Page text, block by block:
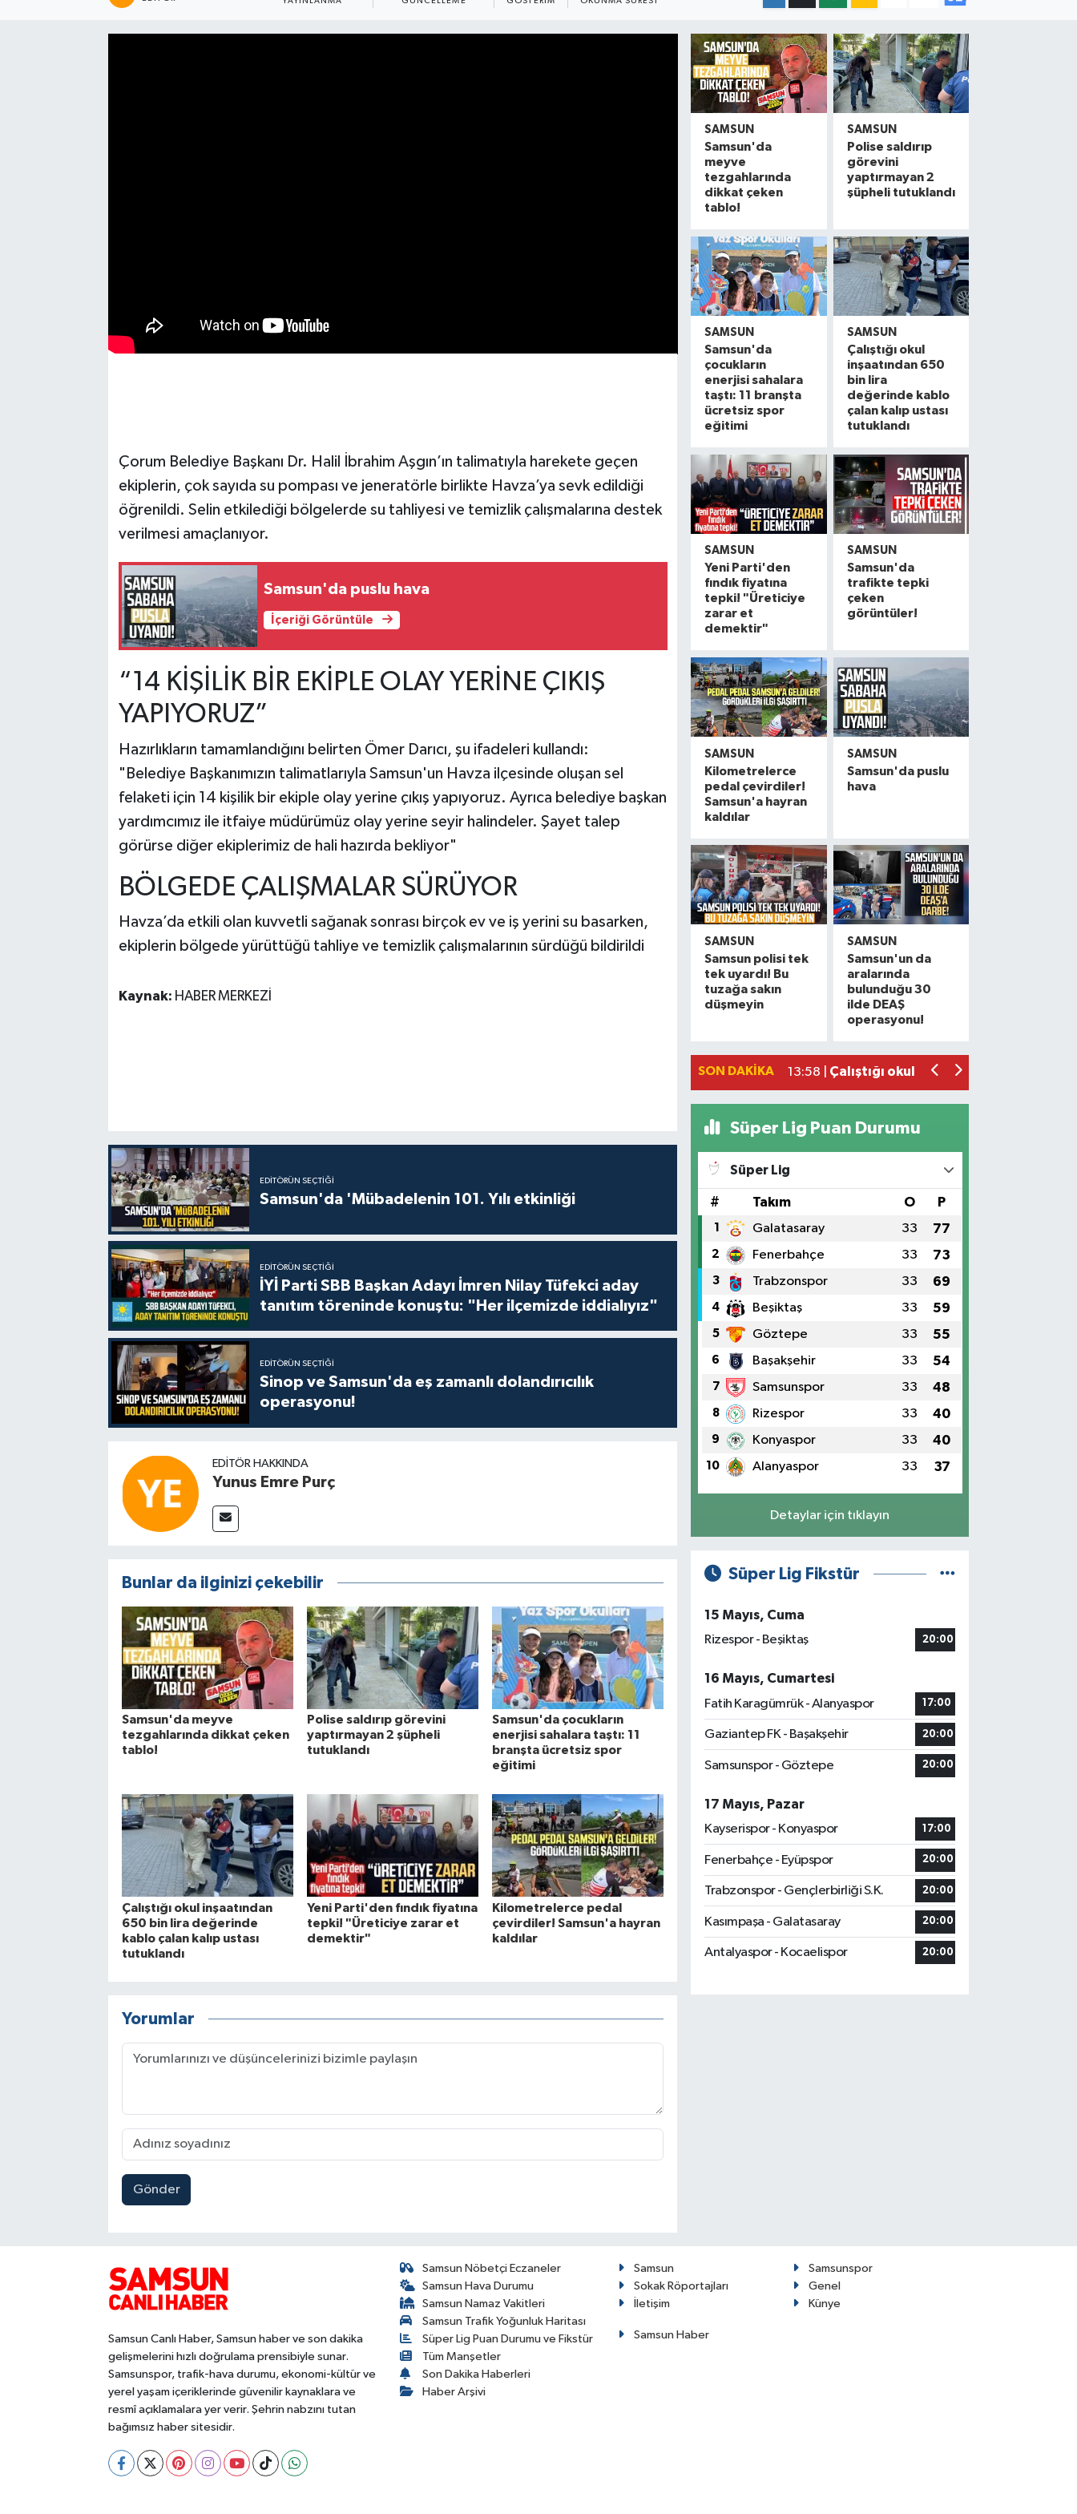
Çorum Belediye Başkanı Dr. Halil İbrahim Aşgın’ın talimatıyla harekete geçen
ekiplerin, çok sayıda su pompası ve jeneratörle birlikte Havza’ya sevk edildiği
öğrenildi. Selin etkilediği bölgelerde su tahliyesi ve temizlik çalışmalarına destek
verilmesi amaçlanıyor.
Samsun'da puslu hava
İçeriği Görüntüle
“14 KİŞİLİK BİR EKİPLE OLAY YERİNE ÇIKIŞ
YAPIYORUZ”
Hazırlıkların tamamlandığını belirten Ömer Darıcı, şu ifadeleri kullandı:
"Belediye Başkanımızın talimatlarıyla Samsun'un Havza ilçesinde oluşan sel
felaketi için 14 kişilik bir ekiple olay yerine çıkış yapıyoruz. Ayrıca belediye başkan
yardımcımız ile itfaiye müdürümüz olay yerine seyir halindeler. Şayet talep
görürse diğer ekiplerimiz de hali hazırda bekliyor"
BÖLGEDE ÇALIŞMALAR SÜRÜYOR
Havza’da etkili olan kuvvetli sağanak sonrası birçok ev ve iş yerini su basarken,
ekiplerin bölgede yürüttüğü tahliye ve temizlik çalışmalarının sürdüğü bildirildi
Kaynak: HABER MERKEZİ
EDITÖRÜN SEÇTIĞI
Samsun'da 'Mübadelenin 101. Yılı etkinliği
EDITÖRÜN SEÇTIĞI
İYİ Parti SBB Başkan Adayı İmren Nilay Tüfekci aday
tanıtım töreninde konuştu: "Her ilçemizde iddialıyız"
EDITÖRÜN SEÇTIĞI
Sinop ve Samsun'da eş zamanlı dolandırıcılık
operasyonu!
EDITÖR HAKKINDA
Yunus Emre Purç
Bunlar da ilginizi çekebilir
Samsun'da meyve
tezgahlarında dikkat çeken
tablo!
Polise saldırıp görevini
yaptırmayan 2 şüpheli
tutuklandı
Samsun'da çocukların
enerjisi sahalara taştı: 11
branşta ücretsiz spor
eğitimi
Çalıştığı okul inşaatından
650 bin lira değerinde
kablo çalan kalıp ustası
tutuklandı
Yeni Parti'den fındık fiyatına
tepki! "Üreticiye zarar et
demektir"
Kilometrelerce pedal
çevirdiler! Samsun'a hayran
kaldılar
Yorumlar
Gönder
SAMSUN
Samsun'da
meyve
tezgahlarında
dikkat çeken
tablo!
SAMSUN
Polise saldırıp
görevini
yaptırmayan 2
şüpheli tutuklandı
SAMSUN
Samsun'da
çocukların
enerjisi sahalara
taştı: 11 branşta
ücretsiz spor
eğitimi
SAMSUN
Çalıştığı okul
inşaatından 650
bin lira
değerinde kablo
çalan kalıp ustası
tutuklandı
SAMSUN
Yeni Parti'den
fındık fiyatına
tepki! "Üreticiye
zarar et
demektir"
SAMSUN
Samsun'da
trafikte tepki
çeken
görüntüler!
SAMSUN
Kilometrelerce
pedal çevirdiler!
Samsun'a hayran
kaldılar
SAMSUN
Samsun'da puslu
hava
SAMSUN
Samsun polisi tek
tek uyardı! Bu
tuzağa sakın
düşmeyin
SAMSUN
Samsun'un da
aralarında
bulunduğu 30
ilde DEAŞ
operasyonu!
SON DAKIKA
Samsun'da meyve tezgahlarında
Polise saldırıp görevini yaptırmayan
Samsun'da çocukların enerjisi
13:23 | Yeni Parti'den fındık fiyatına tepki!
Süper Lig Puan Durumu
Süper Lig
# Takım O P
1 Galatasaray 33 77
2 Fenerbahçe 33 73
3 Trabzonspor 33 69
4 Beşiktaş 33 59
5 Göztepe 33 55
6 Başakşehir 33 54
7 Samsunspor 33 48
8 Rizespor 33 40
9 Konyaspor 33 40
10 Alanyaspor 33 37
Detaylar için tıklayın
Süper Lig Fikstür
15 Mayıs, Cuma
Rizespor - Beşiktaş
20:00
16 Mayıs, Cumartesi
Fatih Karagümrük - Alanyaspor
17:00
Gaziantep FK - Başakşehir 20:00
Samsunspor - Göztepe 20:00
17 Mayıs, Pazar
Kayserispor - Konyaspor
17:00
Fenerbahçe - Eyüpspor 20:00
Trabzonspor - Gençlerbirliği S.K. 20:00
Kasımpaşa - Galatasaray 20:00
Antalyaspor - Kocaelispor 20:00
Samsun Canlı Haber, Samsun haber ve son dakika
gelişmelerini hızlı doğrulama prensibiyle sunar.
Samsunspor, trafik-hava durumu, ekonomi-kültür ve
yerel yaşam içeriklerinde güvenilir kaynaklara ve
resmî açıklamalara yer verir. Şehrin nabzını tutan
bağımsız haber sitesidir.
Samsun Nöbetçi Eczaneler
Samsun Hava Durumu
Samsun Namaz Vakitleri
Samsun Trafik Yoğunluk Haritası
Süper Lig Puan Durumu ve Fikstür
Tüm Manşetler
Son Dakika Haberleri
Haber Arşivi
Samsun
Samsunspor
Sokak Röportajları
Genel
İletişim
Künye
Samsun Haber